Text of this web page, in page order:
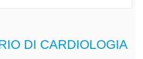
DI CARDIOLOGIA